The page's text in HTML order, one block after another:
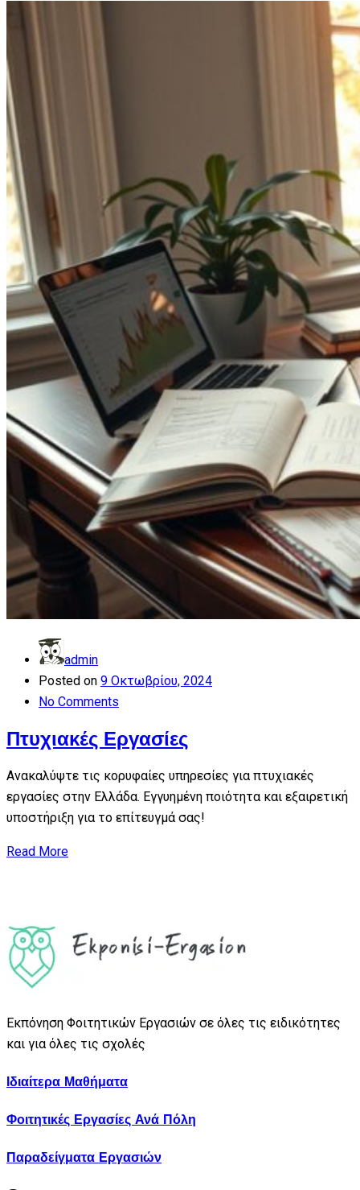
admin
Posted on 9 Οκτωβρίου, 2024
No Comments
Πτυχιακές Εργασίες
Ανακαλύψτε τις κορυφαίες υπηρεσίες για πτυχιακές
εργασίες στην Ελλάδα. Εγγυημένη ποιότητα και εξαιρετική
υποστήριξη για το επίτευγμά σας!
Read More
Εκπόνηση Φοιτητικών Εργασιών σε όλες τις ειδικότητες
και για όλες τις σχολές
Ιδιαίτερα Μαθήματα
Φοιτητικές Εργασίες Ανά Πόλη
Παραδείγματα Εργασιών